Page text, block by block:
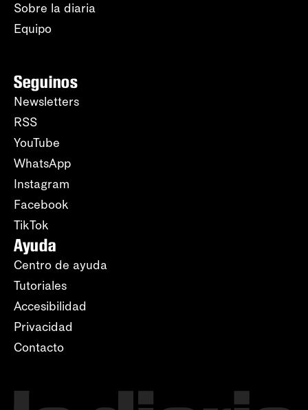
Sobre la diaria
Equipo
Seguinos
Newsletters
RSS
YouTube
WhatsApp
Instagram
Facebook
TikTok
Ayuda
Centro de ayuda
Tutoriales
Accesibilidad
Privacidad
Contacto